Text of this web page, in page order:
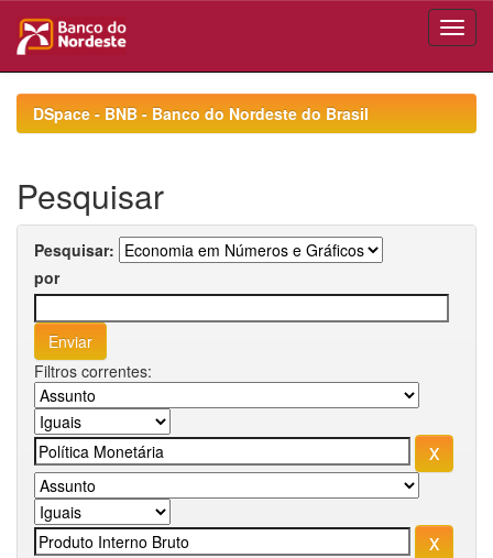
navigationDSpace - BNB - Banco do Nordeste do Brasil
Pesquisar
Pesquisar:
por
Filtros correntes: